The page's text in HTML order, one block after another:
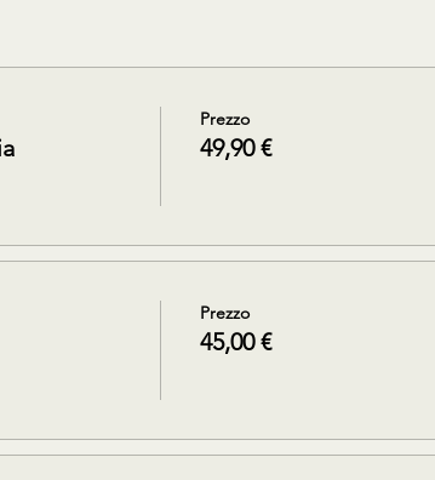
Prezzo
49,90 €
Prezzo
45,00 €